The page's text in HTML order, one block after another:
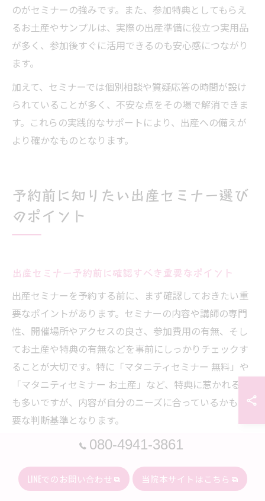
のがセミナーの強みです。また、参加特典としてもらえ
るお土産やサンプルは、実際の出産準備に役立つ実用品
が多く、参加後すぐに活用できるのも安心感につながり
ます。
加えて、セミナーでは個別相談や質疑応答の時間が設け
られていることが多く、不安な点をその場で解消できま
す。これらの実践的なサポートにより、出産への備えが
より確かなものとなります。
予約前に知りたい出産セミナー選び
のポイント
出産セミナー予約前に確認すべき重要なポイント
出産セミナーを予約する前に、まず確認しておきたい重
要なポイントがあります。セミナーの内容や講師の専門
性、開催場所やアクセスの良さ、参加費用の有無、そし
てお土産や特典の有無などを事前にしっかりチェックす
ることが大切です。特に「マタニティセミナー 無料」や
「マタニティセミナー お土産」など、特典に惹かれる方
も多いですが、内容が自分のニーズに合っているかも重
要な判断基準となります。
また、妊娠週数によっては受講できないセミナーもある
う。オンラインと対面の違いや、パートナー同伴が可能
080-4941-3861
LINEでのお問い合わせ 当院本サイトはこちら